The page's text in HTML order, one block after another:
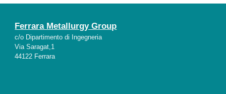
Ferrara Metallurgy Group
c/o Dipartimento di Ingegneria
Via Saragat,1
44122 Ferrara